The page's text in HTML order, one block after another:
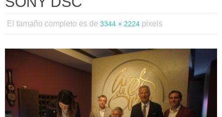
El tamaño completo es de 3344 × 2224 pixels